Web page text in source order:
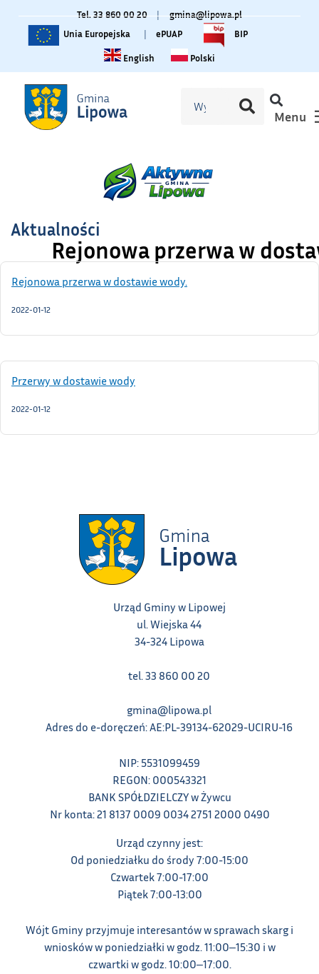
Tel. 33 860 00 20 |
gmina@lipowa.pl
Unia Europejska
| ePUAP
BIP
Change language to English
English Zmiana języka na polski
Polski
Menu
Rejonowa przerwa w
Aktualności
Rejonowa przerwa w dostawie wody.
2022-01-12
Przerwy w dostawie wody
2022-01-12
Urząd Gminy w Lipowej
ul. Wiejska 44
34-324 Lipowa
tel. 33 860 00 20
gmina@lipowa.pl
Adres do e-doręczeń: AE:PL-39134-62029-UCIRU-16
NIP: 5531099459
REGON: 000543321
BANK SPÓŁDZIELCZY w Żywcu
Nr konta: 21 8137 0009 0034 2751 2000 0490
Urząd czynny jest:
Od poniedziałku do środy 7:00-15:00
Czwartek 7:00-17:00
Piątek 7:00-13:00
Wójt Gminy przyjmuje interesantów w sprawach skarg i
wniosków w poniedziałki w godz. 11:00‒15:30 i w
czwartki w godz. 10:00‒17:00.